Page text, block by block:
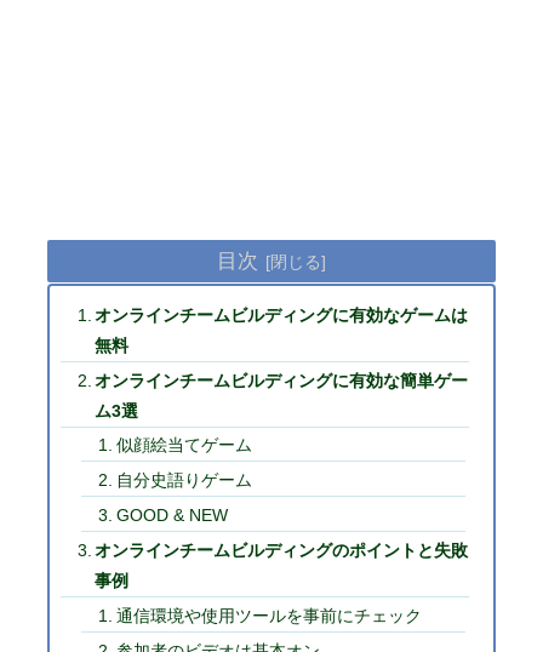
目次
オンラインチームビルディングに有効なゲームは
無料
オンラインチームビルディングに有効な簡単ゲー
ム3選
似顔絵当てゲーム
自分史語りゲーム
GOOD & NEW
オンラインチームビルディングのポイントと失敗
事例
通信環境や使用ツールを事前にチェック